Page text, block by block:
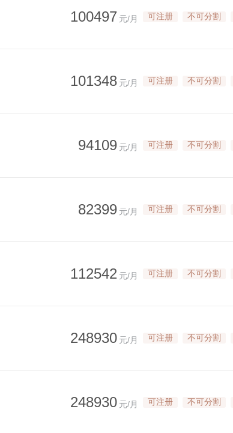
100497 元/月 可注册 不可分割
101348 元/月 可注册 不可分割
94109 元/月 可注册 不可分割
82399 元/月 可注册 不可分割
112542 元/月 可注册 不可分割
248930 元/月 可注册 不可分割
248930 元/月 可注册 不可分割